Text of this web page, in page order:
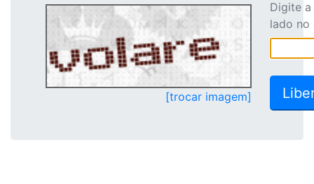
[trocar imagem]
Digite
lado no